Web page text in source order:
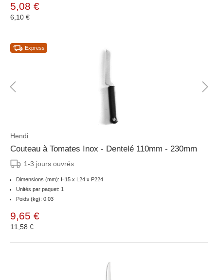
5,08 €
6,10 €
Express
Hendi
Couteau à Tomates Inox - Dentelé 110mm - 230mm
1-3 jours ouvrés
Dimensions (mm): H15 x L24 x P224
Unités par paquet: 1
Poids (kg): 0.03
9,65 €
11,58 €